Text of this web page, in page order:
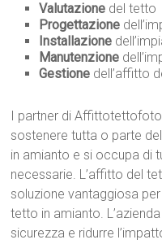
Valutazione del tetto
Progettazione
Installazione
Manutenzione
Gestione dell’affitto
I partner di
sostenere tutta o parte
in amianto e si occupa di
necessarie. L’affitto del
soluzione vantaggiosa
tetto in amianto.
sicurezza e ridurre